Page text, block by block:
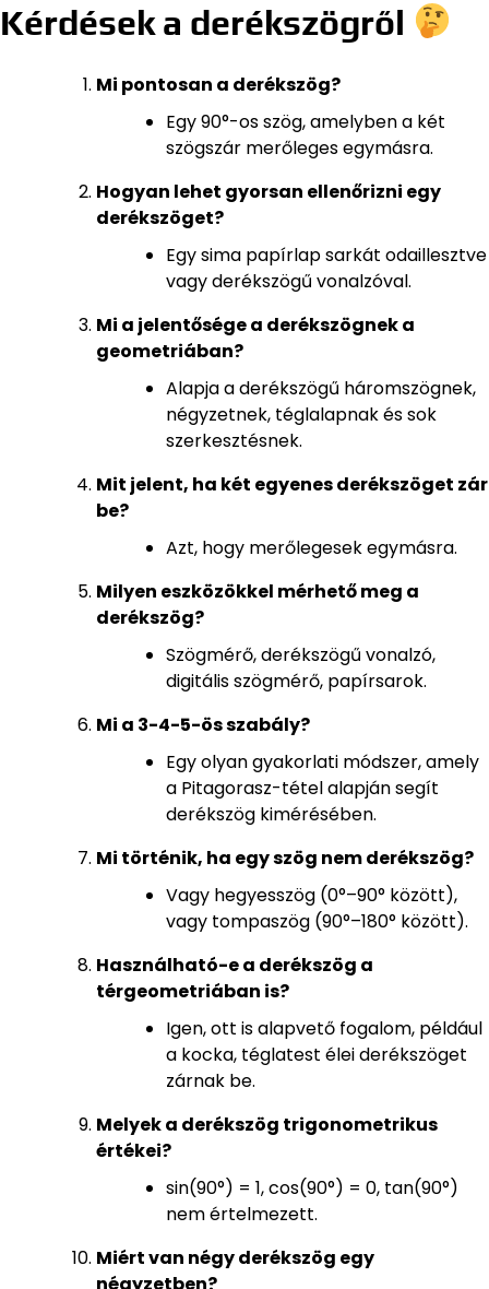
Kérdések a derékszögről
Mi pontosan a derékszög?
Egy 90°-os szög, amelyben a két
szögszár merőleges egymásra.
Hogyan lehet gyorsan ellenőrizni egy
derékszöget?
Egy sima papírlap sarkát odaillesztve
vagy derékszögű vonalzóval.
Mi a jelentősége a derékszögnek a
geometriában?
Alapja a derékszögű háromszögnek,
négyzetnek, téglalapnak és sok
szerkesztésnek.
Mit jelent, ha két egyenes derékszöget zár
be?
Azt, hogy merőlegesek egymásra.
Milyen eszközökkel mérhető meg a
derékszög?
Szögmérő, derékszögű vonalzó,
digitális szögmérő, papírsarok.
Mi a 3-4-5-ös szabály?
Egy olyan gyakorlati módszer, amely
a Pitagorasz-tétel alapján segít
derékszög kimérésében.
Mi történik, ha egy szög nem derékszög?
Vagy hegyesszög (0°–90° között),
vagy tompaszög (90°–180° között).
Használható-e a derékszög a
térgeometriában is?
Igen, ott is alapvető fogalom, például
a kocka, téglatest élei derékszöget
zárnak be.
Melyek a derékszög trigonometrikus
értékei?
sin(90°) = 1, cos(90°) = 0, tan(90°)
nem értelmezett.
Miért van négy derékszög egy